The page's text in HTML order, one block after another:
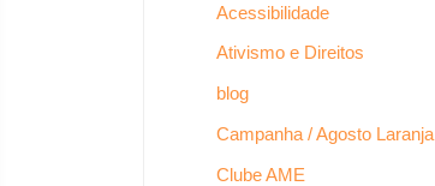
Acessibilidade
Ativismo e Direitos
blog
Campanha / Agosto Laranja
Clube AME